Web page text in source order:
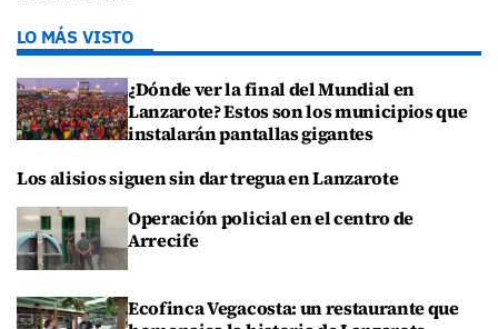
LO MÁS VISTO
¿Dónde ver la final del Mundial en
Lanzarote? Estos son los municipios que
instalarán pantallas gigantes
Los alisios siguen sin dar tregua en Lanzarote
Operación policial en el centro de
Arrecife
Ecofinca Vegacosta: un restaurante que